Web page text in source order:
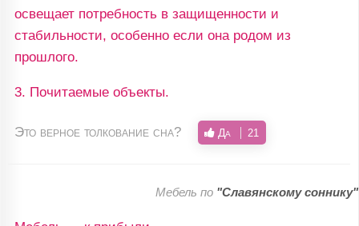
освещает потребность в защищенности и
стабильности, особенно если она родом из
прошлого.
3. Почитаемые объекты.
Это верное толкование сна? Да 21
Мебель по "Славянскому соннику"